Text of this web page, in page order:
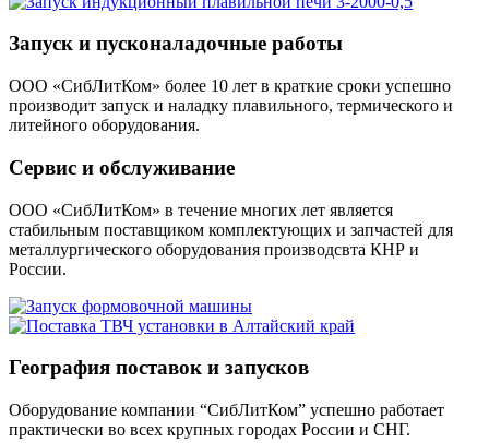
Запуск и пусконаладочные работы
ООО «СибЛитКом» более 10 лет в краткие сроки успешно
производит запуск и наладку плавильного, термического и
литейного оборудования.
Сервис и обслуживание
ООО «СибЛитКом» в течение многих лет является
стабильным поставщиком комплектующих и запчастей для
металлургического оборудования производсвта КНР и
России.
География поставок и запусков
Оборудование компании “СибЛитКом” успешно работает
практически во всех крупных городах России и СНГ.